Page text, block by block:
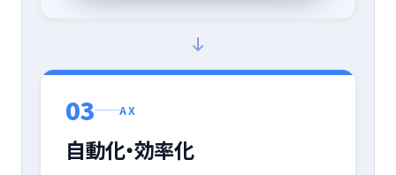
03 AX
自動化・効率化